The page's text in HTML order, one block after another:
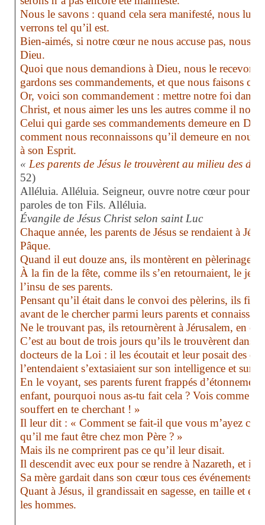
Nous le savons : quand cela sera manifesté, nous lui
verrons tel qu’il est.
Bien-aimés, si notre cœur ne nous accuse pas, nous
Dieu.
Quoi que nous demandions à Dieu, nous le recevons
gardons ses commandements, et que nous faisons ce
Or, voici son commandement : mettre notre foi dans
Christ, et nous aimer les uns les autres comme il nous
Celui qui garde ses commandements demeure en
comment nous reconnaissons qu’il demeure en
à son Esprit.
« Les parents de Jésus le trouvèrent au milieu des
52)
Alléluia. Alléluia. Seigneur, ouvre notre cœur pour
paroles de ton Fils. Alléluia.
Évangile de Jésus Christ selon saint Luc
Chaque année, les parents de Jésus se rendaient à
Pâque.
Quand il eut douze ans, ils montèrent en pèlerinage
À la fin de la fête, comme ils s’en retournaient, le
l’insu de ses parents.
Pensant qu’il était dans le convoi des pèlerins, ils
avant de le chercher parmi leurs parents et
Ne le trouvant pas, ils retournèrent à Jérusalem, en
C’est au bout de trois jours qu’ils le trouvèrent dans
docteurs de la Loi : il les écoutait et leur posait des
l’entendaient s’extasiaient sur son intelligence et sur
En le voyant, ses parents furent frappés
enfant, pourquoi nous as-tu fait cela ? Vois comme
souffert en te cherchant ! »
Il leur dit : « Comment se fait-il que vous m’ayez
qu’il me faut être chez mon Père ? »
Mais ils ne comprirent pas ce qu’il leur disait.
Il descendit avec eux pour se rendre à Nazareth, et il
Sa mère gardait dans son cœur tous ces événements.
Quant à Jésus, il grandissait en sagesse, en taille et
les hommes.